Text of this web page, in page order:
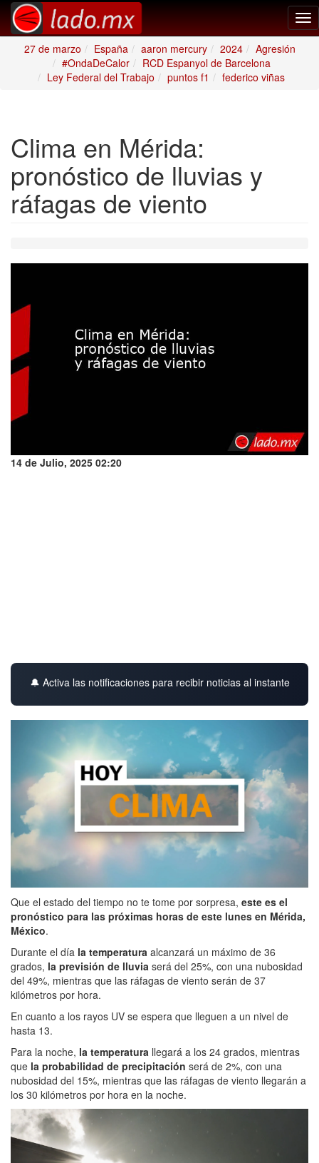
27 de marzo
España aaron mercury 2024
Agresión
#OndaDeCalor
RCD Espanyol de Barcelona
Ley Federal del Trabajo
puntos f1 federico viñas
Clima en Mérida:
pronóstico de lluvias y
ráfagas de viento
14 de Julio, 2025 02:20
🔔 Activa las notificaciones para recibir noticias al instante
Que el estado del tiempo no te tome por sorpresa, este es el
pronóstico para las próximas horas de este lunes en Mérida,
México.
Durante el día la temperatura alcanzará un máximo de 36
grados, la previsión de lluvia será del 25%, con una nubosidad
del 49%, mientras que las ráfagas de viento serán de 37
kilómetros por hora.
En cuanto a los rayos UV se espera que lleguen a un nivel de
hasta 13.
Para la noche, la temperatura llegará a los 24 grados, mientras
que la probabilidad de precipitación será de 2%, con una
nubosidad del 15%, mientras que las ráfagas de viento llegarán a
los 30 kilómetros por hora en la noche.